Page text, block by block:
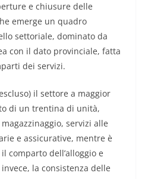
e chiusure delle
emerge un quadro
settoriale, dominato da
con il dato provinciale, fatta
dei servizi.
il settore a maggior
di un trentina di unità,
servizi alle
e assicurative, mentre è
comparto dell’alloggio e
la consistenza delle